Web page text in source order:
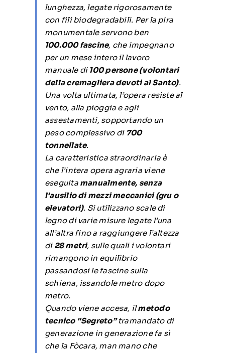
lunghezza, legate rigorosamente
con fili biodegradabili. Per la pira
monumentale servono ben
100.000 fascine, che impegnano
per un mese intero il lavoro
manuale di 100 persone (volontari
della cremagliera devoti al Santo).
Una volta ultimata, l’opera resiste al
vento, alla pioggia e agli
assestamenti, sopportando un
peso complessivo di 700
tonnellate.
La caratteristica straordinaria è
che l’intera opera agraria viene
eseguita manualmente, senza
l’ausilio di mezzi meccanici (gru o
elevatori). Si utilizzano scale di
legno di varie misure legate l’una
all’altra fino a raggiungere l’altezza
di 28 metri, sulle quali i volontari
rimangono in equilibrio
passandosi le fascine sulla
schiena, issandole metro dopo
metro.
Quando viene accesa, ilmetodo
tecnico “Segreto”tramandato di
generazione in generazione fa sì
che la Fòcara, man mano che